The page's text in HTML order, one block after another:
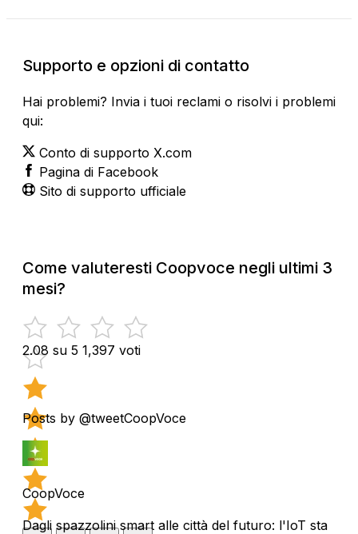
Supporto e opzioni di contatto
Hai problemi? Invia i tuoi reclami o risolvi i problemi
qui:
Conto di supporto X.com
Pagina di Facebook
Sito di supporto ufficiale
Come valuteresti Coopvoce negli ultimi 3
mesi?
2.08 su 5 1,397 voti
Posts by @tweetCoopVoce
CoopVoce
Dagli spazzolini smart alle città del futuro: l'IoT sta